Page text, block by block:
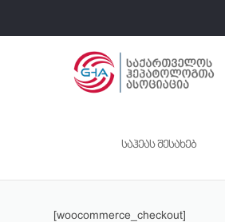
საჰეას შესახებ
[woocommerce_checkout]